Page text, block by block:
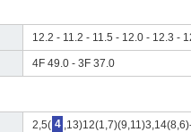
12.2 - 11.2 - 11.5 - 12.0 - 12.3 -
4F 49.0 - 3F 37.0
2,5( 4